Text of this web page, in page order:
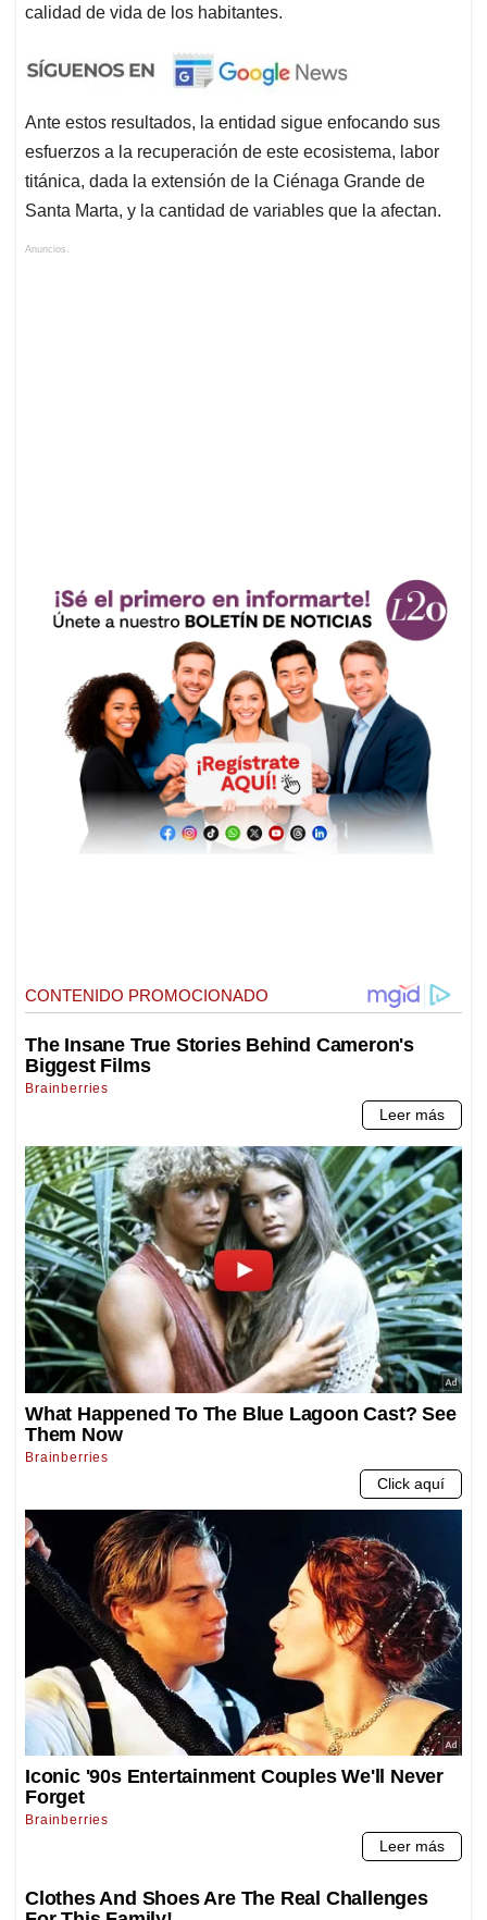
calidad de vida de los habitantes.
Ante estos resultados, la entidad sigue enfocando sus
esfuerzos a la recuperación de este ecosistema, labor
titánica, dada la extensión de la Ciénaga Grande de
Santa Marta, y la cantidad de variables que la afectan.
Anuncios.